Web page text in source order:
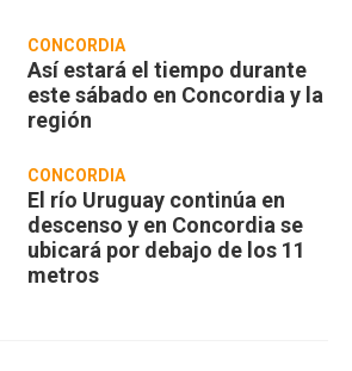
CONCORDIA
Así estará el tiempo durante
este sábado en Concordia y la
región
CONCORDIA
El río Uruguay continúa en
descenso y en Concordia se
ubicará por debajo de los 11
metros